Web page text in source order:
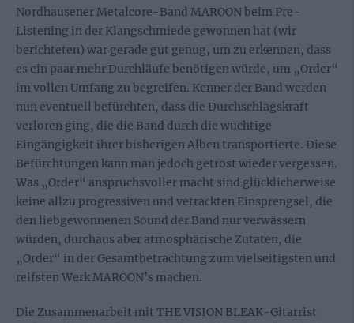
Nordhausener Metalcore-Band MAROON beim Pre-
Listening in der Klangschmiede gewonnen hat (wir
berichteten) war gerade gut genug, um zu erkennen, dass
es ein paar mehr Durchläufe benötigen würde, um „Order“
im vollen Umfang zu begreifen. Kenner der Band werden
nun eventuell befürchten, dass die Durchschlagskraft
verloren ging, die die Band durch die wuchtige
Eingängigkeit ihrer bisherigen Alben transportierte. Diese
Befürchtungen kann man jedoch getrost wieder vergessen.
Was „Order“ anspruchsvoller macht sind glücklicherweise
keine allzu progressiven und vetrackten Einsprengsel, die
den liebgewonnenen Sound der Band nur verwässern
würden, durchaus aber atmosphärische Zutaten, die
„Order“ in der Gesamtbetrachtung zum vielseitigsten und
reifsten Werk MAROON’s machen.
Die Zusammenarbeit mit THE VISION BLEAK-Gitarrist